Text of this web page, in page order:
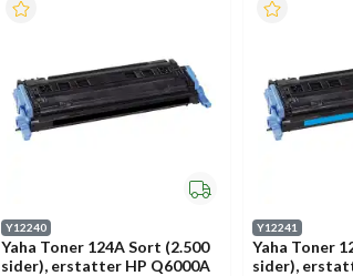
Y12240
Yaha Toner 124A Sort (2.500
sider), erstatter HP Q6000A
Y12241
Yaha Toner
sider),